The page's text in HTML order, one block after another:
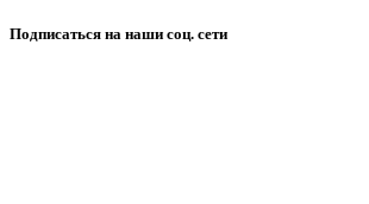
Подписаться на наши соц. сети